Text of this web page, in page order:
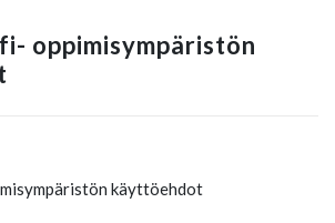
oppimisympäristön
käyttöehdot